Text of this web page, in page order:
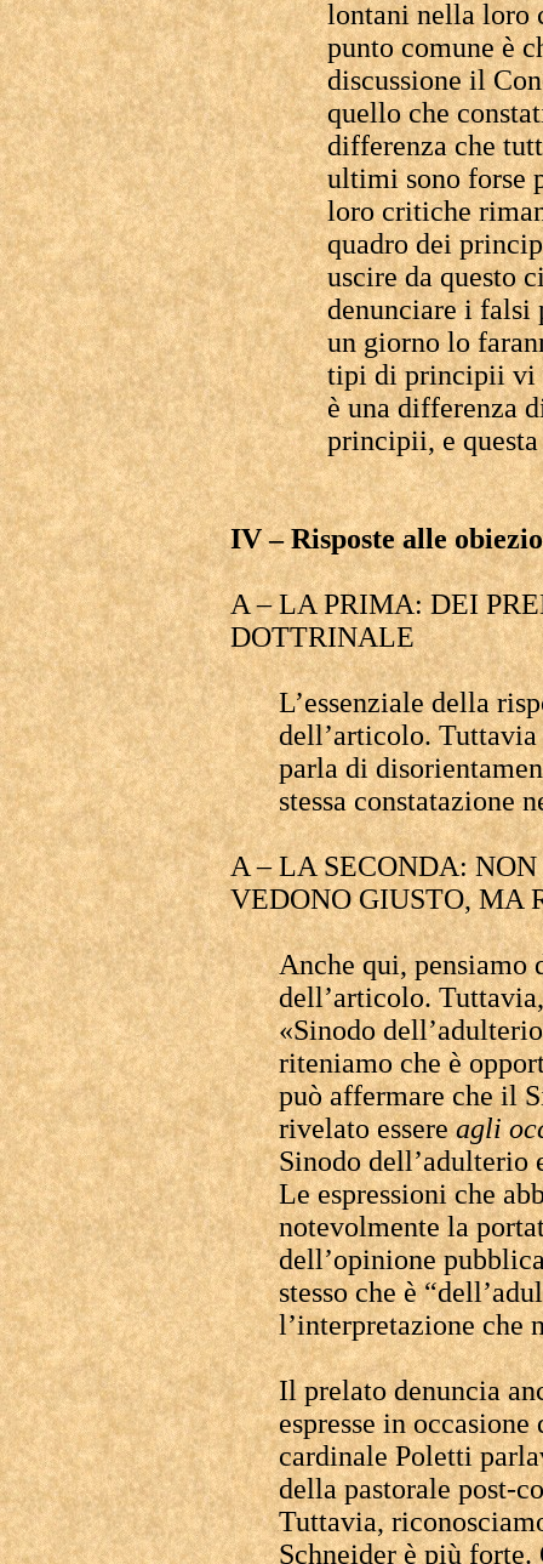
lontani nella loro
punto comune è
discussione il
quello che
differenza che
ultimi sono forse
loro critiche
quadro dei
uscire da questo
denunciare i
un giorno lo
tipi di principii vi
è una differenza
principii, e
IV – Risposte alle
A – LA PRIMA: DEI
DOTTRINALE
L’essenziale della
dell’articolo.
parla di
stessa constatazione
A – LA SECONDA:
VEDONO GIUSTO, MA
Anche qui, pensiamo
dell’articolo.
«Sinodo
riteniamo che è
può affermare che il
rivelato essereagli
Sinodo dell’adulterio
Le espressioni che
notevolmente la
dell’opinione
stesso che è
l’interpretazione
Il prelato denuncia
espresse in
cardinale Poletti
della pastorale post-
Tuttavia,
Schneider è più forte.